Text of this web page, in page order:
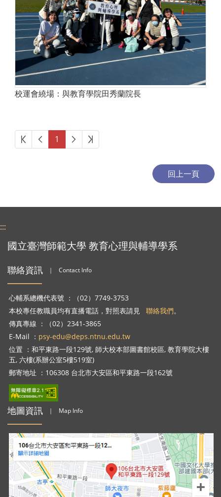
校運會繞場：與教育學院田秀蘭院長
第一頁上一頁
1 下一頁最後頁
:::
國立臺灣師範大學 教育心理與輔導學系
聯絡資訊 ｜ Contact Info
心輔系總機代表號 ：（02）7749-3753
本校專任教職員均有直播電話，對照表請見 聯絡我們。
傳真專線 ：（02）2341-3865
E-Mail ： psy-edu@deps.ntnu.edu.tw
位置 ：和平東路一段129號, 師大校本部圖書館校區, 教育學院大樓
五, 六樓(系辦公室5樓519室)
郵寄地址 ：106308 台北市大安區和平東路一段162號
地圖資訊 ｜ Map Info